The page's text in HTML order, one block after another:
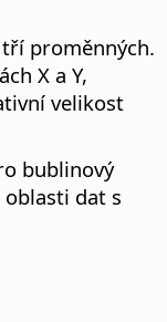
proměnných.
X a Y,
velikost
bublinový
dat s